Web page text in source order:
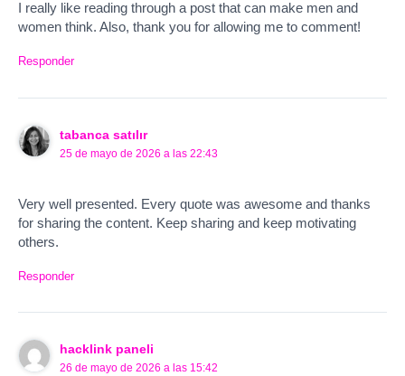
I really like reading through a post that can make men and
women think. Also, thank you for allowing me to comment!
Responder
tabanca satılır
25 de mayo de 2026 a las 22:43
Very well presented. Every quote was awesome and thanks
for sharing the content. Keep sharing and keep motivating
others.
Responder
hacklink paneli
26 de mayo de 2026 a las 15:42